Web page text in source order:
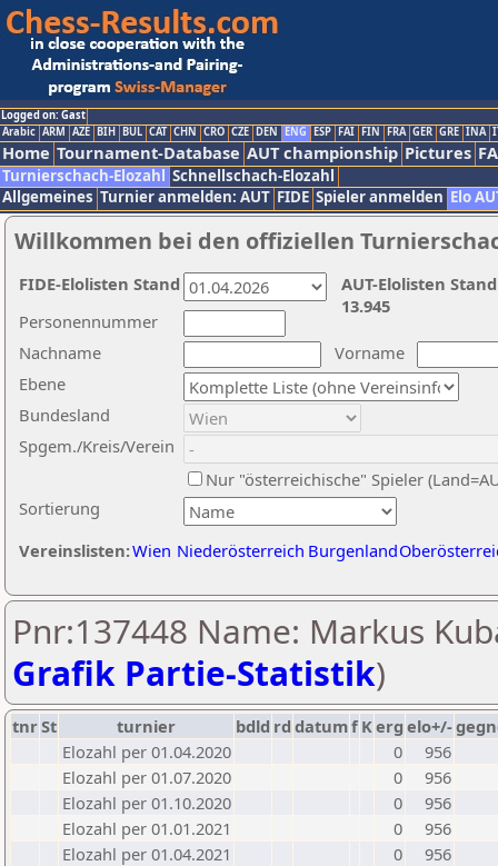
Logged on: Gast
Arabic ARM AZE BIH BUL CAT CHN CRO CZE DEN ENG ESP FAI FIN FRA GER GRE INA
Home Tournament-Database AUT championship Pictures
Turnierschach-Elozahl Schnellschach-Elozahl
Allgemeines Turnier anmelden: AUT FIDE Spieler anmelden Elo
Willkommen bei den offiziellen
Nachname
Vorname
Ebene
Sortierung
Personennummer
Bundesland
Spgem./Kreis/Verein
Nur "österreichische" Spieler
Vereinslisten:Wien Niederösterreich Burgenland
AUT-Elolisten
13.945
FIDE-Elolisten Stand
Pnr:137448 Name: Markus
Grafik Partie-Statistik)
tnrSt turnier bdld rd datumf Kerg elo+/-
Elozahl per 01.04.2020
0
956
Elozahl per 01.07.2020
0
956
Elozahl per 01.10.2020
0
956
Elozahl per 01.01.2021
0
956
Elozahl per 01.04.2021
0
956